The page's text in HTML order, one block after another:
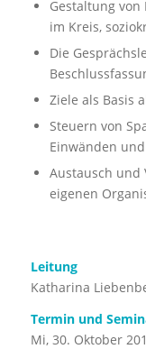
Gestaltung von
im Kreis,
Die
Ziele als Basis
Steuern von
Einwänden
Austausch und
eigenen
Leitung
Katharina
Termin und
Mi, 30. Oktober